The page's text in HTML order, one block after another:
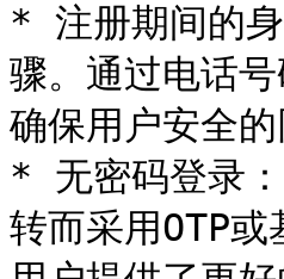
* 注册期间的
骤。通过电话
确保用户安全
* 无密码登录
转而采用OTP